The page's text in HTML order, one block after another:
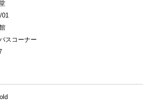
01
スコーナー